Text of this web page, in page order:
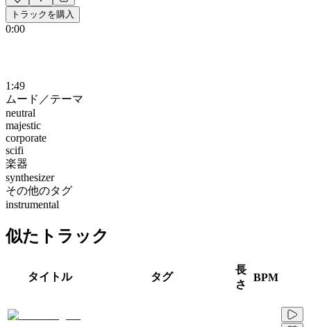
トラックを購入
0:00
1:49
ムード／テーマ
neutral
majestic
corporate
scifi
楽器
synthesizer
その他のタグ
instrumental
似たトラック
タイトル タグ
長
さ
BPM